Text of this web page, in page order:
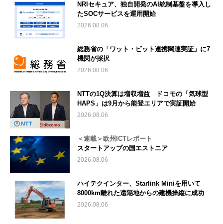
NRIセキュア、独自開発のAI統制基盤を導入し
たSOCサービスを運用開始
2026.08.06
総務省の「ワット・ビット連携関連実証」に7
機関が採択
2026.08.06
NTTの1Q決算は増収増益 ドコモの「気球型
HAPS」は9月から能登エリアで実証開始
2026.08.06
＜連載＞欧州ICTレポート
スタートアップの国エストニア
2026.08.06
ハイテクインター、Starlink Miniを用いて
8000km離れた遠隔地からの建機操縦に成功
2026.08.06